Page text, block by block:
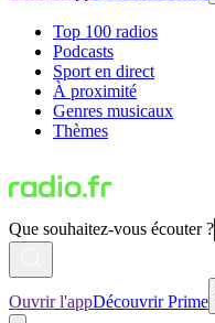
Top 100 radios
Podcasts
Sport en direct
À proximité
Genres musicaux
Thèmes
Que souhaitez-vous écouter ?
Ouvrir l'appDécouvrir Prime